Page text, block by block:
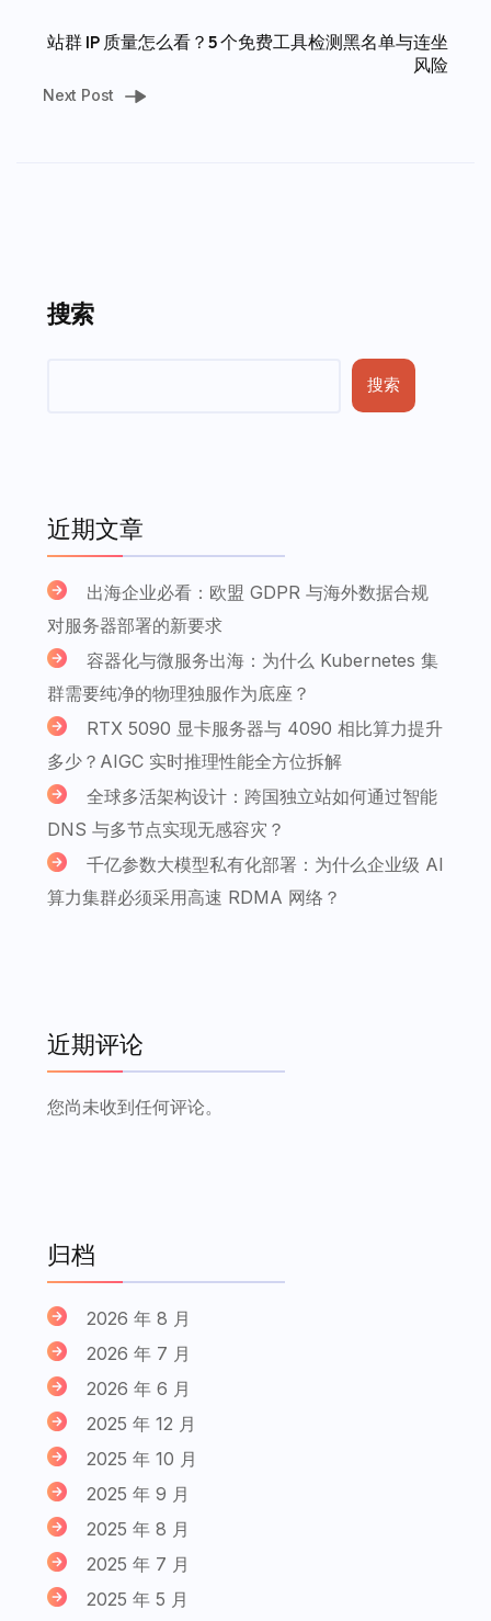
站群 IP 质量怎么看？5 个免费工具检测黑名单与连坐
风险
Next Post
搜索
搜索
近期文章
出海企业必看：欧盟 GDPR 与海外数据合规
对服务器部署的新要求
容器化与微服务出海：为什么 Kubernetes 集
群需要纯净的物理独服作为底座？
RTX 5090 显卡服务器与 4090 相比算力提升
多少？AIGC 实时推理性能全方位拆解
全球多活架构设计：跨国独立站如何通过智能
DNS 与多节点实现无感容灾？
千亿参数大模型私有化部署：为什么企业级 AI
算力集群必须采用高速 RDMA 网络？
近期评论
您尚未收到任何评论。
归档
2026 年 8 月
2026 年 7 月
2026 年 6 月
2025 年 12 月
2025 年 10 月
2025 年 9 月
2025 年 8 月
2025 年 7 月
2025 年 5 月